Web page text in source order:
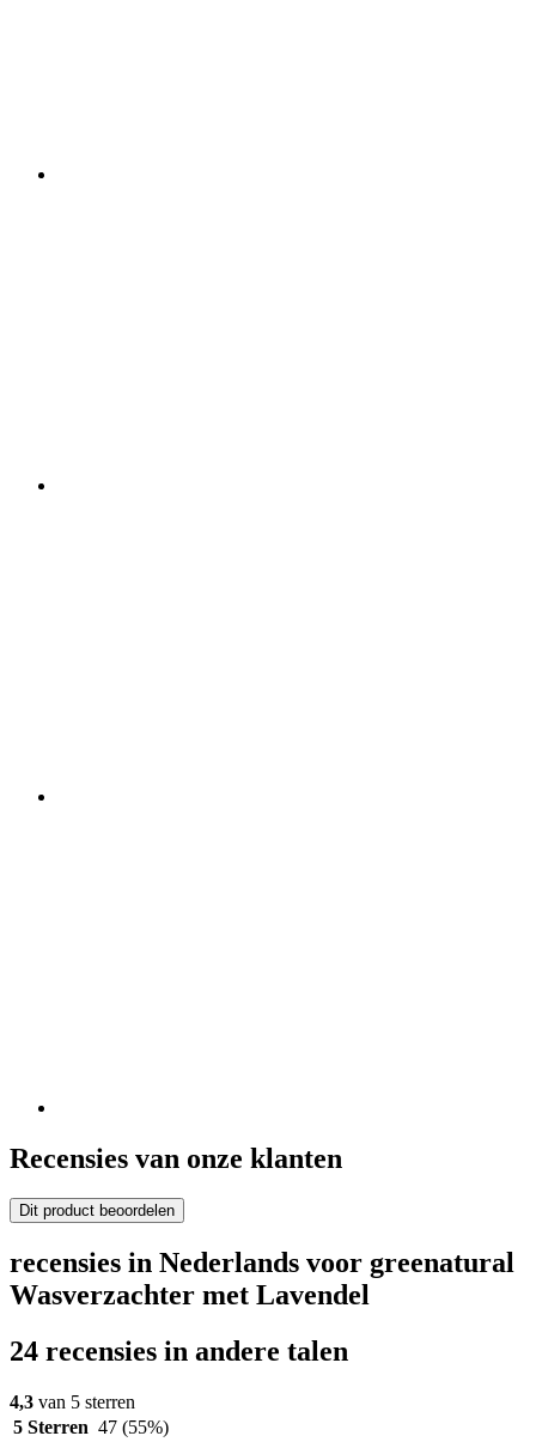
Recensies van onze klanten
Dit product beoordelen
recensies in Nederlands voor greenatural
Wasverzachter met Lavendel
24 recensies in andere talen
4,3 van 5 sterren
5 Sterren 47 (55%)